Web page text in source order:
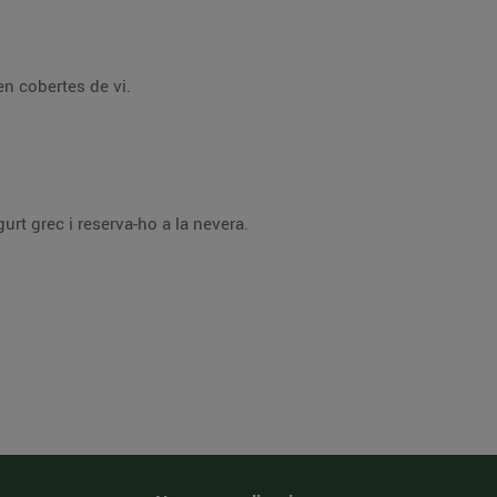
cobertes de vi.
grec i reserva-ho a la nevera.